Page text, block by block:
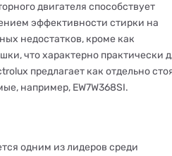
двигателя способствует
эффективности стирки на
недостатков, кроме как
что характерно практически
предлагает как отдельно
например, EW7W368SI.
одним из лидеров среди